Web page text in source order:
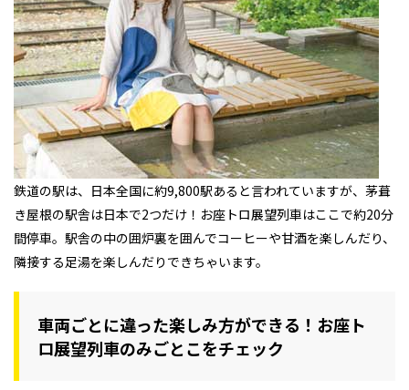
鉄道の駅は、日本全国に約9,800駅あると言われていますが、茅葺
き屋根の駅舎は日本で2つだけ！お座トロ展望列車はここで約20分
間停車。駅舎の中の囲炉裏を囲んでコーヒーや甘酒を楽しんだり、
隣接する足湯を楽しんだりできちゃいます。
車両ごとに違った楽しみ方ができる！お座ト
ロ展望列車のみごとこをチェック